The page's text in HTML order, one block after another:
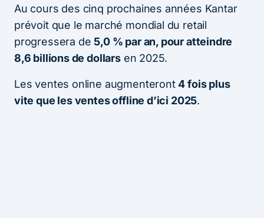
Au cours des cinq prochaines années Kantar
prévoit que le marché mondial du retail
progressera de 5,0 % par an, pour atteindre
8,6 billions de dollarsen 2025.
Les ventes online augmenteront4 fois plus
vite que les ventes offline d’ici 2025.